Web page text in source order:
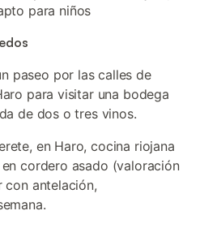
para niños
paseo por las calles de
para visitar una bodega
de dos o tres vinos.
en Haro, cocina riojana
cordero asado (valoración
con antelación,